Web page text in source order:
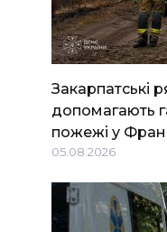
Закарпатські
допомагають
пожежі у
05.08.2026